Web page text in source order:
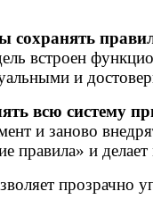
сохранять
встроен
и
всю систему
и заново
правила» и
прозрачно